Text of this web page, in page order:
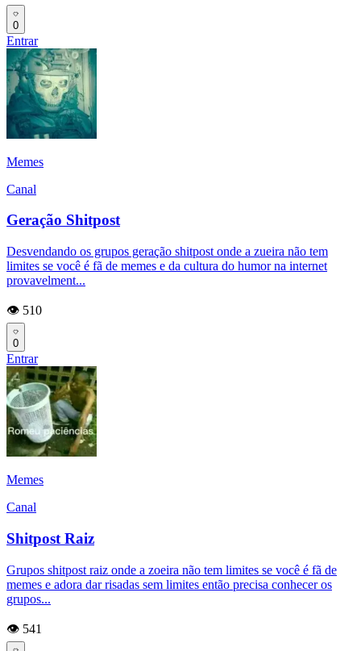
0
Entrar
Memes
Canal
Geração Shitpost
Desvendando os grupos geração shitpost onde a zueira não tem
limites se você é fã de memes e da cultura do humor na internet
provavelment...
👁️ 510
0
Entrar
Memes
Canal
Shitpost Raiz
Grupos shitpost raiz onde a zoeira não tem limites se você é fã de
memes e adora dar risadas sem limites então precisa conhecer os
grupos...
👁️ 541